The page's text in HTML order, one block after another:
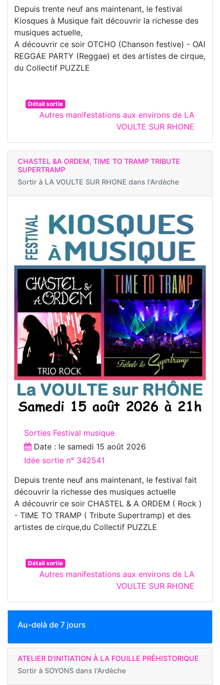
Depuis trente neuf ans maintenant, le festival
Kiosques à Musique fait découvrir la richesse des
musiques actuelle,
A découvrir ce soir OTCHO (Chanson festive) - OAI
REGGAE PARTY (Reggae) et des artistes de cirque,
du Collectif PUZZLE
Détail sortie
Autres manifestations aux environs de LA
VOULTE SUR RHONE
CHASTEL &A ORDEM, TIME TO TRAMP TRIBUTE
SUPERTRAMP
Sortir à LA VOULTE SUR RHONE dans l'Ardèche
Sorties Festival musique
Date : le samedi 15 août 2026
Idée sortie n° 342541
Depuis trente neuf ans maintenant, le festival fait
découvrir la richesse des musiques actuelle
A découvrir ce soir CHASTEL & A ORDEM ( Rock )
- TIME TO TRAMP ( Tribute Supertramp) et des
artistes de cirque,du Collectif PUZZLE
Détail sortie
Autres manifestations aux environs de LA
VOULTE SUR RHONE
Au-delà de 7 jours
ATELIER D'INITIATION À LA FOUILLE PRÉHISTORIQUE
Sortir à SOYONS dans l'Ardèche